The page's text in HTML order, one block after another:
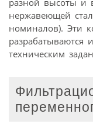
разной высоты и
нержавеющей
номиналов). Эти
разрабатываются
техническим